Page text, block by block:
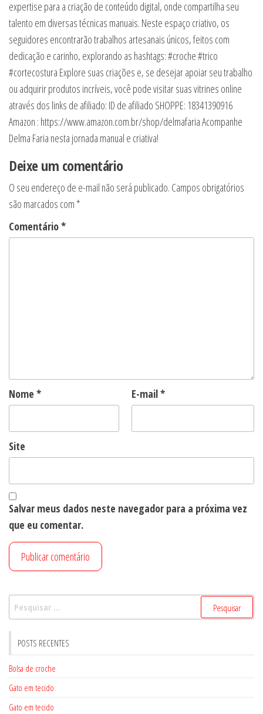
expertise para a criação de conteúdo digital, onde compartilha seu
talento em diversas técnicas manuais. Neste espaço criativo, os
seguidores encontrarão trabalhos artesanais únicos, feitos com
dedicação e carinho, explorando as hashtags: #croche #trico
#cortecostura Explore suas criações e, se desejar apoiar seu trabalho
ou adquirir produtos incríveis, você pode visitar suas vitrines online
através dos links de afiliado: ID de afiliado SHOPPE: 18341390916
Amazon : https://www.amazon.com.br/shop/delmafaria Acompanhe
Delma Faria nesta jornada manual e criativa!
Deixe um comentário
O seu endereço de e-mail não será publicado. Campos obrigatórios
são marcados com *
Comentário*
Nome * E-mail*
Site
Salvar meus dados neste navegador para a próxima vez
que eu comentar.
Pesquisar
por:
POSTS RECENTES
Bolsa de croche
Gato em tecido
Gato em tecido